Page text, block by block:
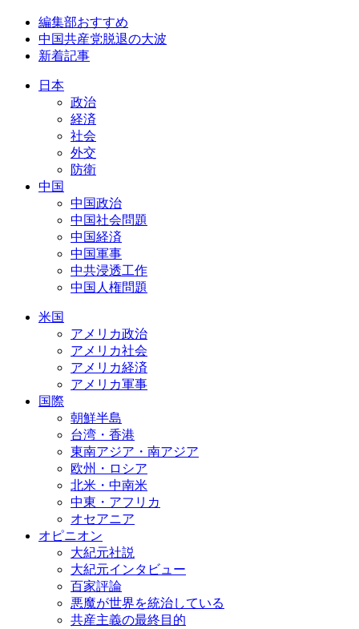
編集部おすすめ
中国共産党脱退の大波
新着記事
日本
政治
経済
社会
外交
防衛
中国
中国政治
中国社会問題
中国経済
中国軍事
中共浸透工作
中国人権問題
米国
アメリカ政治
アメリカ社会
アメリカ経済
アメリカ軍事
国際
朝鮮半島
台湾・香港
東南アジア・南アジア
欧州・ロシア
北米・中南米
中東・アフリカ
オセアニア
オピニオン
大紀元社説
大紀元インタビュー
百家評論
悪魔が世界を統治している
共産主義の最終目的